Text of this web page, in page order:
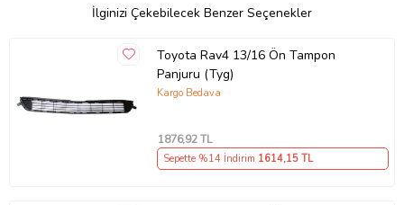
İlginizi Çekebilecek Benzer Seçenekler
Toyota Rav4 13/16 Ön Tampon
Panjuru (Tyg)
Kargo Bedava
1876,92 TL
Sepette %14 İndirim 1614,15 TL